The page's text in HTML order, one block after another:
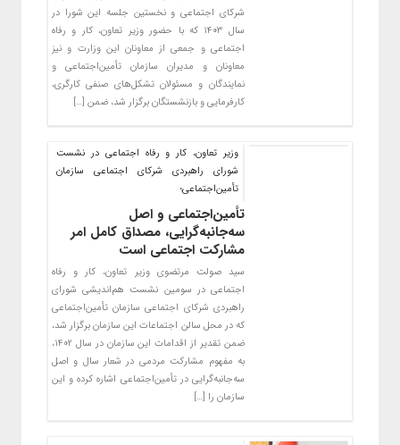
شرکای اجتماعی و نخستین جلسه این شورا در
سال ۱۴۰۳ که با حضور وزیر تعاون، کار و رفاه
اجتماعی و جمعی از معاونان این وزارت و نیز
معاونان و مدیران سازمان تأمین‌اجتماعی و
نمایندگان و مسئولان تشکل‌های صنفی کارگری،
کارفرمایی و بازنشستگان برگزار شد، ضمن […]
وزیر تعاون، کار و رفاه اجتماعی در نشست
شورای راهبردی شرکای اجتماعی سازمان
تأمین‌اجتماعی؛
تأمین‌اجتماعی و اصل
سه‌جانبه‌گرایی، مصداق کامل امر
مشارکت اجتماعی است
سید صولت مرتضوی وزیر تعاون، کار و رفاه
اجتماعی در سومین نشست هم‌اندیشی شورای
راهبردی شرکای اجتماعی سازمان تأمین‌اجتماعی
که در محل سالن اجتماعات این سازمان برگزار شد،
ضمن تقدیر از اقدامات این سازمان در سال ۱۴۰۲،
به مفهوم مشارکت مردمی در شعار سال و اصل
سه‌جانبه‌گرایی در تأمین‌اجتماعی اشاره کرده و این
سازمان را […]